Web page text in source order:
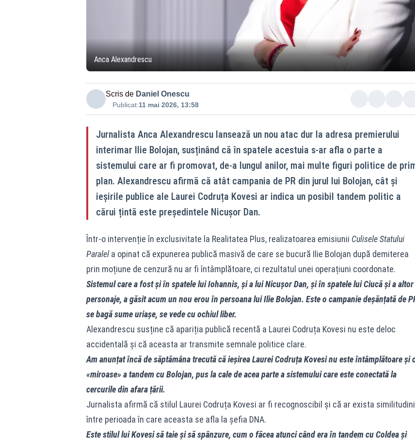
Anca Alexandrescu
Scris de Daniel Onescu
Publicat:11 mai 2026, 13:58
Jurnalista Anca Alexandrescu lansează un nou atac dur la adresa premierului
interimar Ilie Bolojan, susținând că în spatele acestuia s-ar afla o parte a
sistemului care ar fi promovat, de-a lungul anilor, mai multe figuri politice de
plan. Alexandrescu afirmă că atât campania de PR din jurul lui Bolojan, cât și
ieșirile publice ale Laurei Codruța Kovesi ar indica un posibil tandem politic a
cărui țintă este președintele Nicușor Dan.
Într-o intervenție în exclusivitate la Realitatea Plus, realizatoarea emisiunii Culisele Statului
Paralela opinat că expunerea publică masivă de care se bucură Ilie Bolojan după demiterea
prin moțiune de cenzură nu ar fi întâmplătoare, ci rezultatul unei operațiuni coordonate.
Sistemul care a fost și în spatele lui Iohannis, și a lui Nicușor Dan, și în spatele lui Ciucă și a altor
personaje, a găsit acum un nou erou în persoana lui Ilie Bolojan. Este o campanie deșănțată de
se bagă sume uriașe, se vede cu ochiul liber.
Alexandrescu susține că apariția publică recentă a Laurei Codruța Kovesi nu este deloc
accidentală și că aceasta ar transmite semnale politice clare.
Am anunțat încă de săptămâna trecută că ieșirea Laurei Codruța Kovesi nu este întâmplătoare și
«miroase» a tandem cu Bolojan, pus la cale de acea parte a sistemului care este conectată la
cercurile din afara țării.
Jurnalista afirmă că stilul Laurei Codruța Kovesi ar fi recognoscibil și că ar exista similitudini
între perioada în care aceasta se afla la șefia DNA.
Este stilul lui Kovesi să taie și să spânzure, cum o făcea atunci când era în tandem cu Coldea și